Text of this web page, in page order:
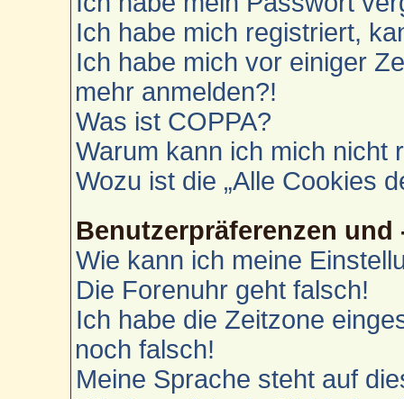
Ich habe mich registriert,
Ich habe mich vor einiger
mehr anmelden?!
Was ist COPPA?
Warum kann ich mich nicht
Wozu ist die „Alle Cookies
Benutzerpräferenzen
Wie kann ich meine
Die Forenuhr geht falsch!
Ich habe die Zeitzone
noch falsch!
Meine Sprache steht auf